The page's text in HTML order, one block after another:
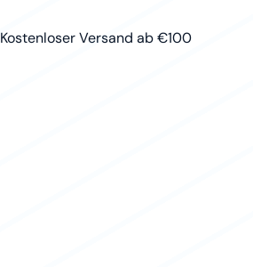
Kostenloser Versand ab €100